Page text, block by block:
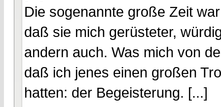
Die sogenannte große Zeit
daß sie mich gerüsteter,
andern auch. Was mich von
daß ich jenes einen großen
hatten: der Begeisterung. [...]